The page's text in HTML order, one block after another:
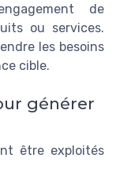
de
ou services.
les besoins
cible.
générer
être exploités